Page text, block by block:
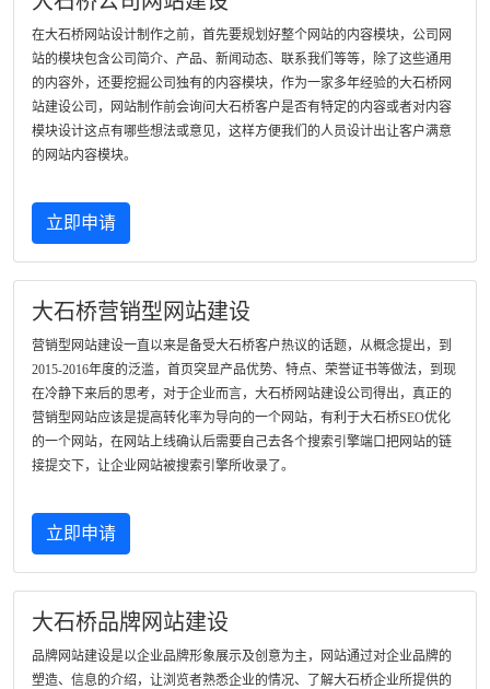
在大石桥网站设计制作之前，首先要规划好整个网站的内容模块，公司网
站的模块包含公司简介、产品、新闻动态、联系我们等等，除了这些通用
的内容外，还要挖掘公司独有的内容模块，作为一家多年经验的大石桥网
站建设公司，网站制作前会询问大石桥客户是否有特定的内容或者对内容
模块设计这点有哪些想法或意见，这样方便我们的人员设计出让客户满意
的网站内容模块。
立即申请
大石桥营销型网站建设
营销型网站建设一直以来是备受大石桥客户热议的话题，从概念提出，到
2015-2016年度的泛滥，首页突显产品优势、特点、荣誉证书等做法，到现
在冷静下来后的思考，对于企业而言，大石桥网站建设公司得出，真正的
营销型网站应该是提高转化率为导向的一个网站，有利于大石桥SEO优化
的一个网站，在网站上线确认后需要自己去各个搜索引擎端口把网站的链
接提交下，让企业网站被搜索引擎所收录了。
立即申请
大石桥品牌网站建设
品牌网站建设是以企业品牌形象展示及创意为主，网站通过对企业品牌的
塑造、信息的介绍，让浏览者熟悉企业的情况、了解大石桥企业所提供的